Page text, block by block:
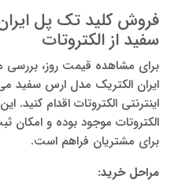
فروش کلید تک پل
سفید از الکتروتات
برای مشاهده قیمت روز،
ایران الکتریک مدل ارس سفید
اینترنتی الکتروتات اقدام
الکتروتات موجود بوده و
برای مشتریان فراهم است.
مراحل خرید: